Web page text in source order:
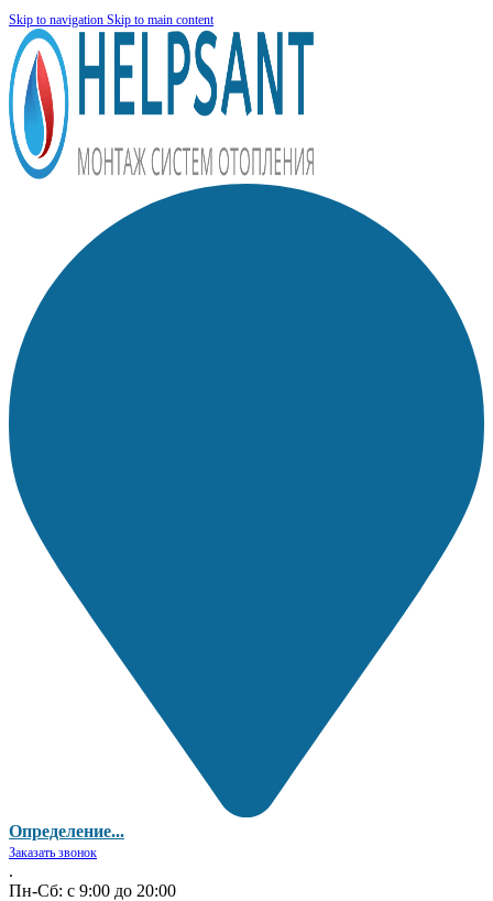
Skip to navigation Skip to main content
Определение...
Заказать звонок
.
Пн-Сб: с 9:00 до 20:00